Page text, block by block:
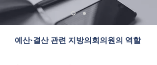
예산·결산 관련 지방의회의원의 역할